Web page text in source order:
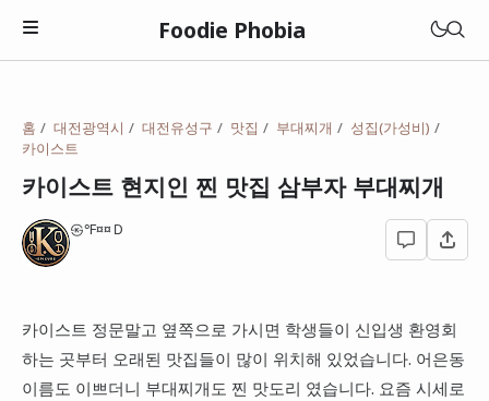
Foodie Phobia
멋집(매력)
성집(갓성비)
상집(특이함)
동대문구
성북구
영등포구
광주광역시
대전광역시
충청남도
돈까스
라면
맘스터치
홈 대전광역시 대전유성구 맛집 부대찌개
성집(가성비)
카이스트
카이스트 현지인 찐 맛집 삼부자 부대찌개
㉿℉¤¤Ｄ
카이스트 정문말고 옆쪽으로 가시면 학생들이 신입생 환영회
하는 곳부터 오래된 맛집들이 많이 위치해 있었습니다. 어은동
이름도 이쁘더니 부대찌개도 찐 맛도리 였습니다. 요즘 시세로